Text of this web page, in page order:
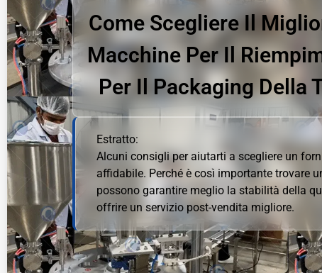
Come Scegliere Il
Macchine Per Il
Per Il Packaging Della
Estratto:
Alcuni consigli per aiutarti a scegliere un
affidabile. Perché è così importante trovare
possono garantire meglio la stabilità della
offrire un servizio post-vendita migliore.